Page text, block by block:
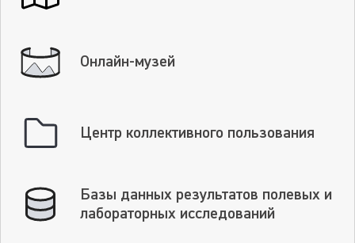
Онлайн-музей
Центр коллективного пользования
Базы данных результатов полевых и
лабораторных исследований